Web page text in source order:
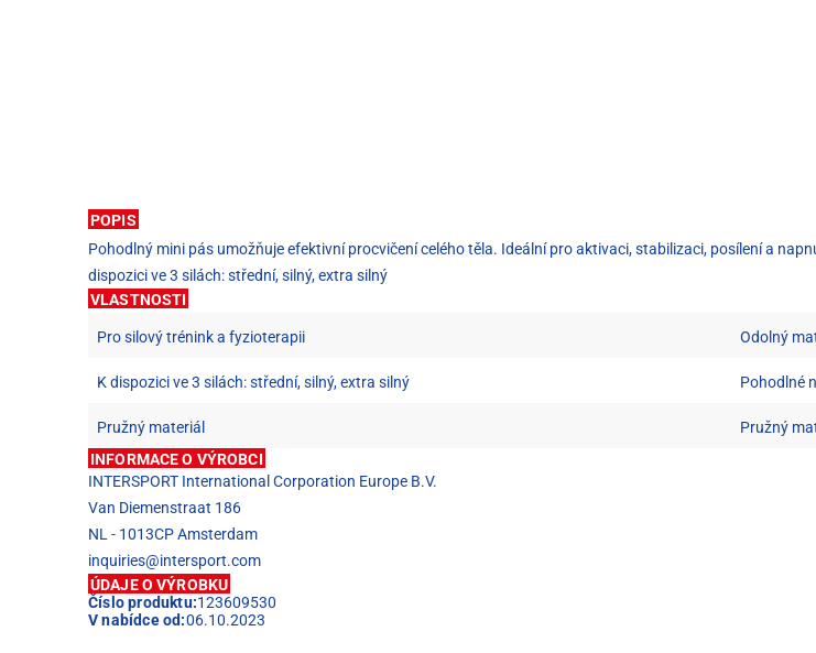
POPIS
Pohodlný mini pás umožňuje efektivní procvičení celého těla. Ideální pro aktivaci, stabilizaci, posílení a
dispozici ve 3 silách: střední, silný, extra silný
VLASTNOSTI
Pro silový trénink a fyzioterapii Odolný
K dispozici ve 3 silách: střední, silný, extra silný Pohodlné
Pružný materiál
Pružný
INFORMACE O VÝROBCI
INTERSPORT International Corporation Europe B.V.
Van Diemenstraat 186
NL - 1013CP Amsterdam
inquiries@intersport.com
ÚDAJE O VÝROBKU
Číslo produktu:123609530
V nabídce od:06.10.2023